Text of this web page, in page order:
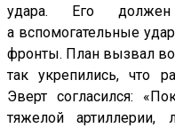
удара. Его
а вспомогательные
фронты. План вызвал
так укрепились, что
Эверт согласился:
тяжелой артиллерии,